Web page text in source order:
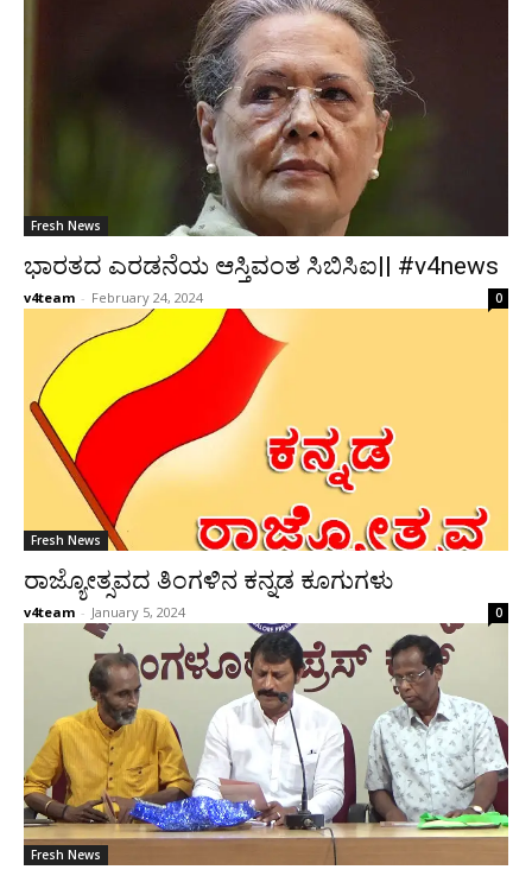
Fresh News
ಭಾರತದ ಎರಡನೆಯ ಆಸ್ತಿವಂತ ಸಿಬಿಸಿಐ|| #v4news
v4team - February 24, 2024 0
Fresh News
ರಾಜ್ಯೋತ್ಸವದ ತಿಂಗಳಿನ ಕನ್ನಡ ಕೂಗುಗಳು
v4team - January 5, 2024 0
Fresh News